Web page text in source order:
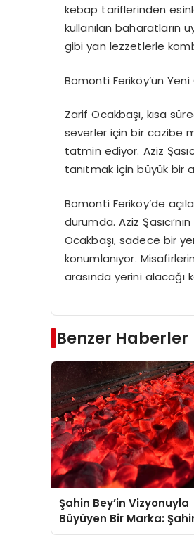
kebap tariflerinden
kullanılan baharatların
gibi yan lezzetlerle
Bomonti Feriköy’ün
Zarif Ocakbaşı, kısa
severler için bir cazibe
tatmin ediyor. Aziz
tanıtmak için büyük bir
Bomonti Feriköy’de
durumda. Aziz
Ocakbaşı, sadece bir
konumlanıyor.
arasında yerini alacağı
Benzer Haberler
Şahin Bey’in Vizyonuyla
Büyüyen Bir Marka:
Kömür